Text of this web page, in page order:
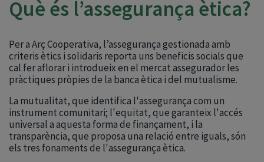
Què és l’assegurança ètica?
Per a Arç Cooperativa, l’assegurança gestionada amb
criteris ètics i solidaris reporta uns beneficis socials que
cal fer aflorar i introdueix en el mercat assegurador les
pràctiques pròpies de la banca ètica i del mutualisme.
La mutualitat, que identifica l'assegurança com un
instrument comunitari; l'equitat, que garanteix l'accés
universal a aquesta forma de finançament, i la
transparència, que proposa una relació entre iguals, són
els tres fonaments de l'assegurança ètica.